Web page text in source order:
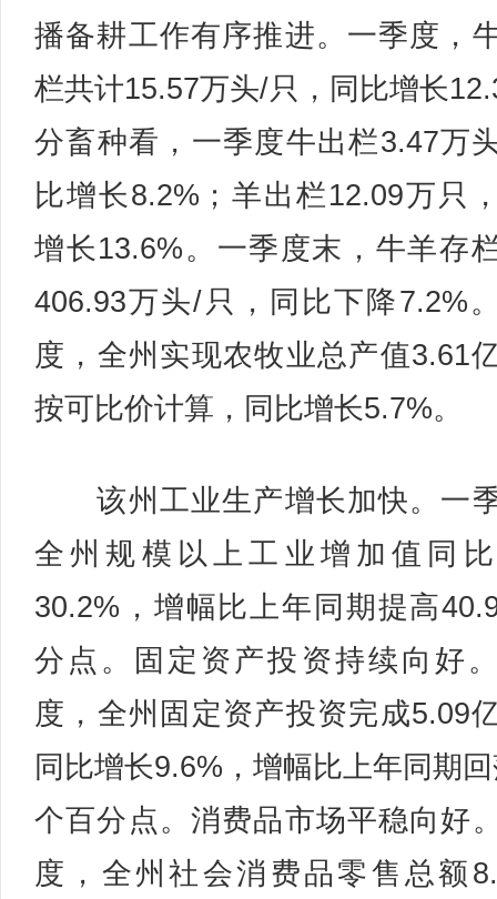
播备耕工作有序推进。一季度，
栏共计15.57万头/只，同比增长
分畜种看，一季度牛出栏3.47万
比增长8.2%；羊出栏12.09万只
增长13.6%。一季度末，牛羊存
406.93万头/只，同比下降7.2%
度，全州实现农牧业总产值3.61
按可比价计算，同比增长5.7%。
该州工业生产增长加快。一
全州规模以上工业增加值同
30.2%，增幅比上年同期提高
分点。固定资产投资持续向好
度，全州固定资产投资完成5.09
同比增长9.6%，增幅比上年同期
个百分点。消费品市场平稳向好
度，全州社会消费品零售总额